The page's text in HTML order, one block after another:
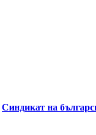
Синдикат на